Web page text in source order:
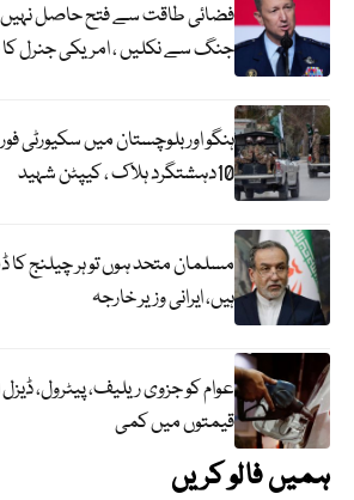
فضائی طاقت سے فتح حاصل نہیں
جنگ سے نکلیں ، امریکی جنرل
ہنگو اور بلوچستان میں سکیورٹی
10دہشتگرد ہلاک ، کیپٹن شہید
مسلمان متحد ہوں تو ہر چیلنج
ہیں، ایرانی وزیر خارجہ
عوام کو جزوی ریلیف، پیٹرول،
قیمتوں میں کمی
ہمیں فالو کریں